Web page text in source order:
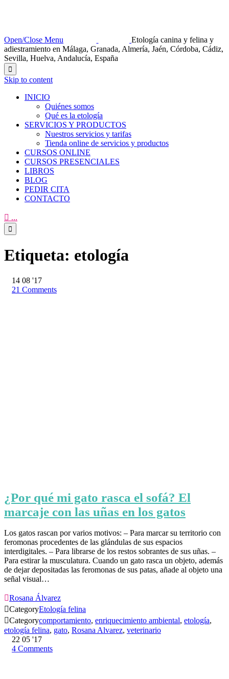
Open/Close Menu
Etología canina y felina y
adiestramiento en Málaga, Granada, Almería, Jaén, Córdoba, Cádiz,
Sevilla, Huelva, Andalucía, España

Skip to content
INICIO
Quiénes somos
Qué es la etología
SERVICIOS Y PRODUCTOS
Nuestros servicios y tarifas
Tienda online de servicios y productos
CURSOS ONLINE
CURSOS PRESENCIALES
LIBROS
BLOG
PEDIR CITA
CONTACTO
 ...

Etiqueta: etología
14 08 '17
21 Comments
¿Por qué mi gato rasca el sofá? El
marcaje con las uñas en los gatos
Los gatos rascan por varios motivos: – Para marcar su territorio con
feromonas procedentes de las glándulas de sus espacios
interdigitales. – Para librarse de los restos sobrantes de sus uñas. –
Para estirar la musculatura. Cuando un gato rasca un objeto, además
de dejar depositadas las feromonas de sus patas, añade al objeto una
señal visual…
Rosana Álvarez
CategoryEtología felina
Categorycomportamiento, enriquecimiento ambiental, etología,
etología felina, gato, Rosana Alvarez, veterinario
22 05 '17
4 Comments